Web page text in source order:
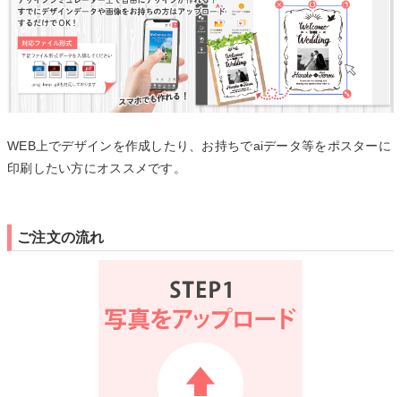
WEB上でデザインを作成したり、お持ちでaiデータ等をポスターに
印刷したい方にオススメです。
ご注文の流れ